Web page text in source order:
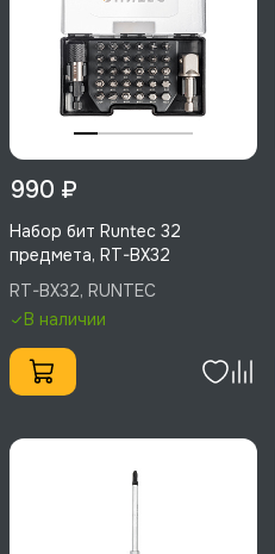
990 ₽
Набор бит Runtec 32
предмета, RT-BX32
RT-BX32, RUNTEC
В наличии